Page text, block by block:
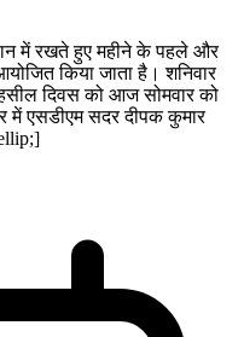
में रखते हुए महीने के पहले और
किया जाता है। शनिवार
दिवस को आज सोमवार को
में एसडीएम सदर दीपक कुमार